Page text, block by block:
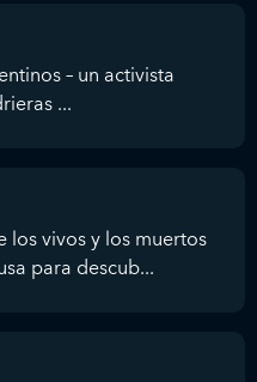
– un activista
...
vivos y los muertos
para descub...